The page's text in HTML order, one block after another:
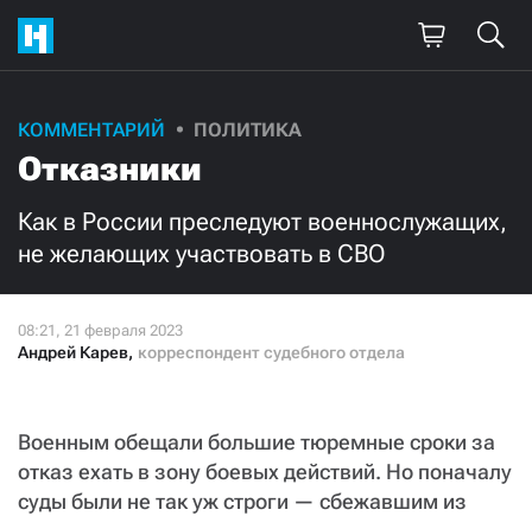
КОММЕНТАРИЙ ПОЛИТИКА
Отказники
Как в России преследуют военнослужащих,
не желающих участвовать в СВО
Андрей Карев, корреспондент судебного отдела
Военным обещали большие тюремные сроки за
отказ ехать в зону боевых действий. Но поначалу
суды были не так уж строги — сбежавшим из
Поддержите
нашу работу!
Ежемесячно Разово
500 300
Нажимая кнопку «Стать соучастником»,
я принимаю условия и подтверждаю свое гражданство РФ